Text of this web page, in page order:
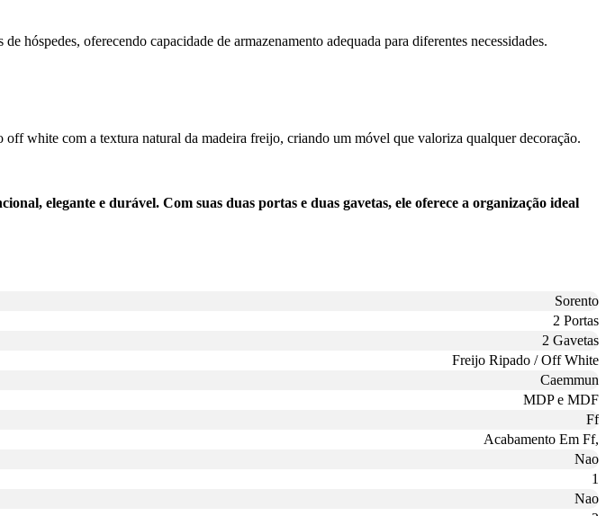
hóspedes, oferecendo capacidade de armazenamento adequada para diferentes necessidades.
white com a textura natural da madeira freijo, criando um móvel que valoriza qualquer decoração.
elegante e durável. Com suas duas portas e duas gavetas, ele oferece a organização ideal
Sorento
2 Portas
2 Gavetas
Freijo Ripado / Off White
Caemmun
MDP e MDF
Ff
Acabamento Em Ff,
Nao
1
Nao